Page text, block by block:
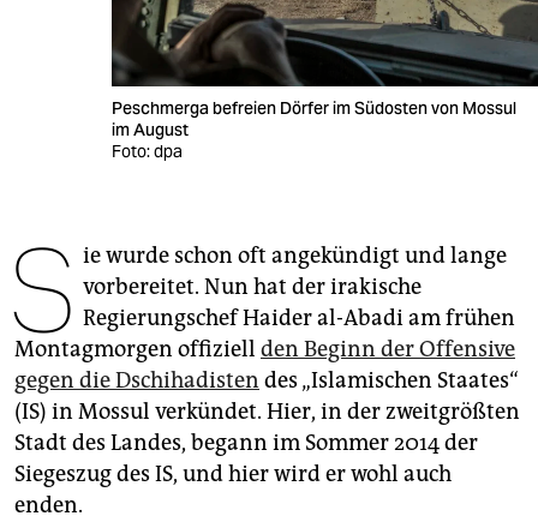
veranstaltungen
unterstützen
abo
genossenschaft
epaper login
Peschmerga befreien Dörfer im Südosten von Mossul
im August
Foto: dpa
S ie wurde schon oft angekündigt und lange
vorbereitet. Nun hat der irakische
Regierungschef Haider al-Abadi am frühen
Montagmorgen offiziell den Beginn der Offensive
gegen die Dschihadisten des „Islamischen Staates“
(IS) in Mossul verkündet. Hier, in der zweitgrößten
Stadt des Landes, begann im Sommer 2014 der
Siegeszug des IS, und hier wird er wohl auch
enden.